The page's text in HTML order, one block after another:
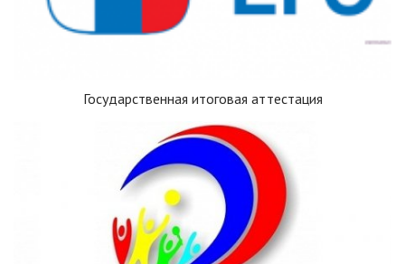
Государственная итоговая аттестация